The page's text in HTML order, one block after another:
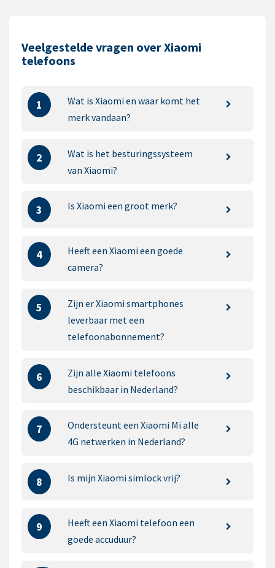
Veelgestelde vragen over Xiaomi
telefoons
1
Wat is Xiaomi en waar komt het
merk vandaan?
2
Wat is het besturingssysteem
van Xiaomi?
3 Is Xiaomi een groot merk?
4
Heeft een Xiaomi een goede
camera?
5
Zijn er Xiaomi smartphones
leverbaar met een
telefoonabonnement?
6
Zijn alle Xiaomi telefoons
beschikbaar in Nederland?
7
Ondersteunt een Xiaomi Mi alle
4G netwerken in Nederland?
8 Is mijn Xiaomi simlock vrij?
9
Heeft een Xiaomi telefoon een
goede accuduur?